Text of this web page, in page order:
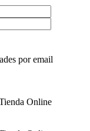
por email